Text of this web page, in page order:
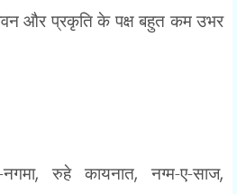
और प्रकृति के पक्ष बहुत कम उभर
,रुहे कायनात,नग्म-ए-साज,